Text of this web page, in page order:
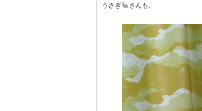
うさぎ さんも、